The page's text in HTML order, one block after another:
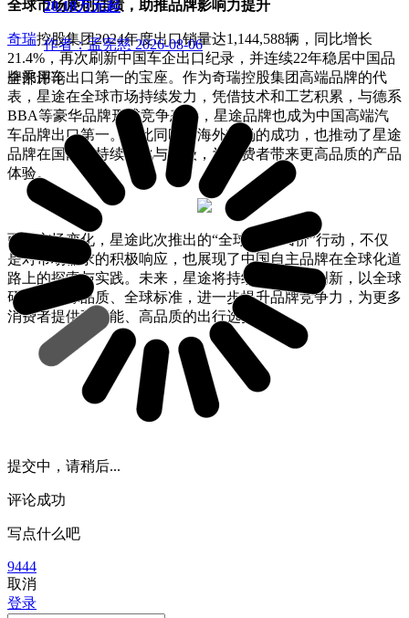
全球市场屡创佳绩，助推品牌影响力提升
奇瑞控股集团2024年度出口销量达1,144,588辆，同比增长
21.4%，再次刷新中国车企出口纪录，并连续22年稳居中国品
牌乘用车出口第一的宝座。作为奇瑞控股集团高端品牌的代
表，星途在全球市场持续发力，凭借技术和工艺积累，与德系
BBA等豪华品牌形成竞争态势，星途品牌也成为中国高端汽
车品牌出口第一。与此同时，海外市场的成功，也推动了星途
品牌在国内的持续优化与升级，为消费者带来更高品质的产品
体验。
面对市场变化，星途此次推出的“全球车 国民价”行动，不仅
是对市场需求的积极响应，也展现了中国自主品牌在全球化道
路上的探索与实践。未来，星途将持续深耕技术创新，以全球
研发、全球品质、全球标准，进一步提升品牌竞争力，为更多
消费者提供更智能、高品质的出行选择。
20.18万元起
作者：孟宪慈 2026-08-06
全部评论
提交中，请稍后...
评论成功
写点什么吧
9444
取消
登录